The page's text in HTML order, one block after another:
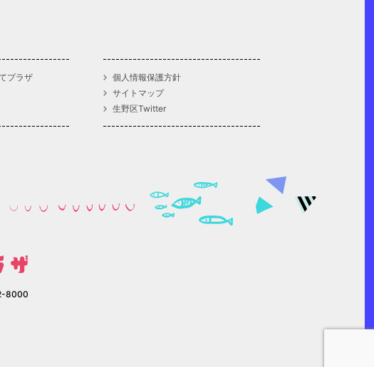
プラザ
個人情報保護方針
サイトマップ
生野区Twitter
8000